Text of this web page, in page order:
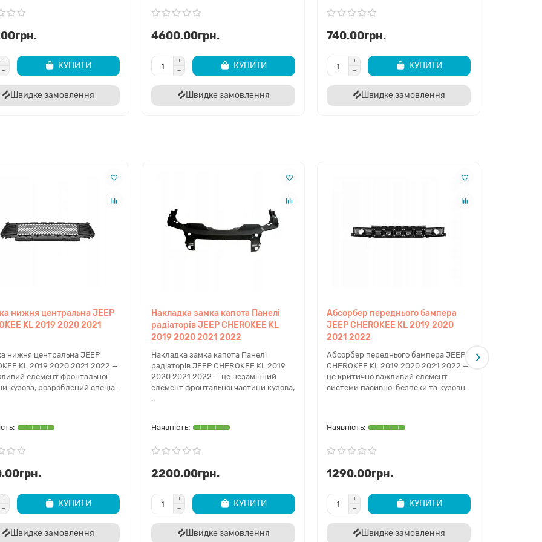
підійде до мого бампера?
за стандартами галузі. Вона має аналогічну форму, міцність та посадкові місця, що дозволяє суттєво
бампера, знаходяться на нашому складі. Актуальну наявність ви можете уточнити на сайті або за телефоном у
по Україні?
робочий день. Доставка в обласні центри зазвичай займає 24 години, що робить ремонт вашого Jeep
ви маєте відповідний інструмент та навички, встановити це кріплення можна самостійно, проте ми
рихтувальників.
Cherokee KL вже сьогодні, щоб забезпечити надійність та ідеальний зовнішній вигляд вашого авто!
для професійної консультації та підбору запчастин за VIN-кодом.
КУПИТИ
Швидке замовлення
4600.00грн.
КУПИТИ
Швидке замовлення
740.00грн.
КУПИТИ
Швидке замовлення
нижня центральна JEEP
KL 2019 2020 2021
нижня центральна JEEP
KL 2019 2020 2021 2022 —
елемент фронтальної
кузова, розроблений спеціа..
КУПИТИ
Швидке замовлення
Накладка замка капота Панелі
радіаторів JEEP CHEROKEE KL
2019 2020 2021 2022
Накладка замка капота Панелі
радіаторів JEEP CHEROKEE KL 2019
2020 2021 2022 — це незамінний
елемент фронтальної частини кузова,
..
2200.00грн.
КУПИТИ
Швидке замовлення
Абсорбер переднього бампера
JEEP CHEROKEE KL 2019 2020
2021 2022
Абсорбер переднього бампера JEEP
CHEROKEE KL 2019 2020 2021 2022 —
це критично важливий елемент
системи пасивної безпеки та кузовн..
1290.00грн.
КУПИТИ
Швидке замовлення